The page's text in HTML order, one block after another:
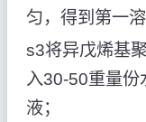
匀，得到第一溶
s3将异戊烯基
入30-50重量份
液；